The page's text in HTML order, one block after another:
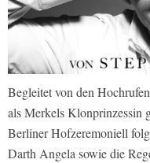
Begleitet von den
als Merkels Klonprinzessin
Berliner Hofzeremoniell
Darth Angela sowie die